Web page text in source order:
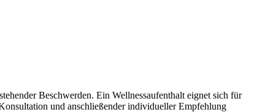
Beschwerden. Ein Wellnessaufenthalt eignet sich für
und anschließender individueller Empfehlung